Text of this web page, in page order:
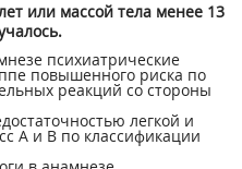
или массой тела менее 13
психиатрические
повышенного риска по
реакций со стороны
легкой и
А и В по классификации